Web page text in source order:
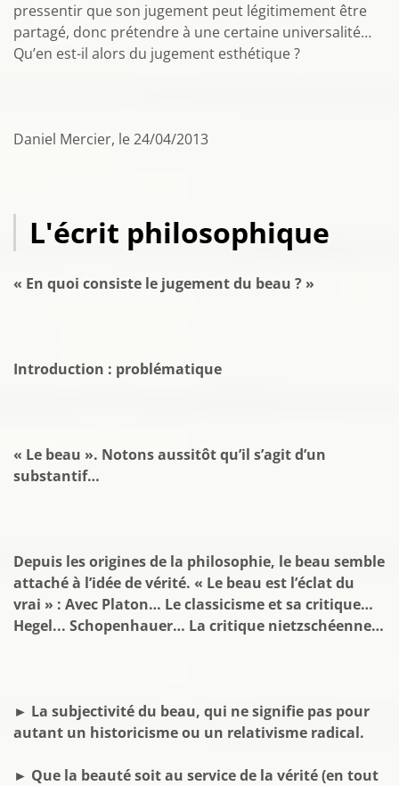
pressentir que son jugement peut légitimement être
partagé, donc prétendre à une certaine universalité…
Qu’en est-il alors du jugement esthétique ?
Daniel Mercier, le 24/04/2013
L'écrit philosophique
« En quoi consiste le jugement du beau ? »
Introduction : problématique
« Le beau ». Notons aussitôt qu’il s’agit d’un
substantif…
Depuis les origines de la philosophie, le beau semble
attaché à l’idée de vérité. « Le beau est l’éclat du
vrai » : Avec Platon… Le classicisme et sa critique…
Hegel... Schopenhauer… La critique nietzschéenne…
► La subjectivité du beau, qui ne signifie pas pour
autant un historicisme ou un relativisme radical.
► Que la beauté soit au service de la vérité (en tout